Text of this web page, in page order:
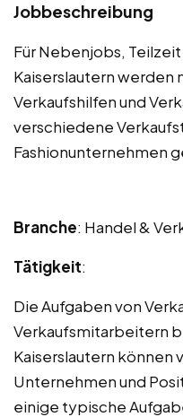
Jobbeschreibung
Für Nebenjobs,
Kaiserslautern
Verkaufshilfen und
verschiedene
Fashionunternehmen
Branche: Handel &
Tätigkeit:
Die Aufgaben von
Verkaufsmitarbeitern
Kaiserslautern können
Unternehmen und
einige typische